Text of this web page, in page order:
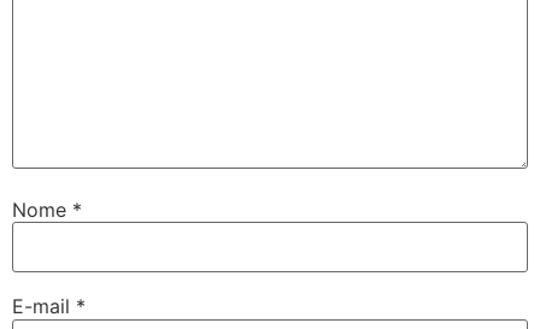
Nome *
E-mail *